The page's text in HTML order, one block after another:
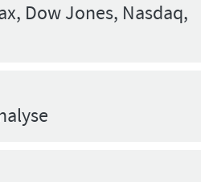
Dow Jones, Nasdaq,